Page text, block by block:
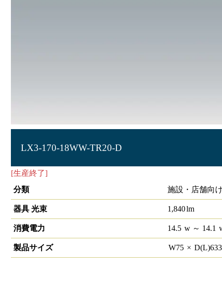
LX3-170-18WW-TR20-D
[生産終了]
分類
施設・店舗向
器具 光束 1,840lm
消費電力 14.5 w～ 14.1
製品サイズ W75 × D(L)